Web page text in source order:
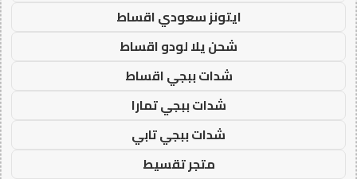
ايتونز سعودي اقساط
شحن يلا لودو اقساط
شدات ببجي اقساط
شدات ببجي تمارا
شدات ببجي تابي
متجر تقسيط